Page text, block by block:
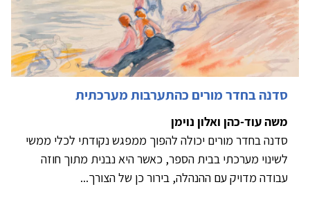
סדנה בחדר מורים כהתערבות מערכתית
משה עוד-כהן ואלון נוימן
סדנה בחדר מורים יכולה להפוך ממפגש נקודתי לכלי ממשי
לשינוי מערכתי בבית הספר, כאשר היא נבנית מתוך חוזה
עבודה מדויק עם ההנהלה, בירור כן של הצורך...